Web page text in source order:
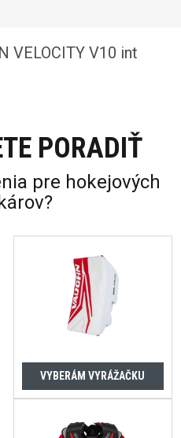
VELOCITY V10 int
PORADIŤ
pre hokejových
VYBERÁM VYRÁŽAČKU